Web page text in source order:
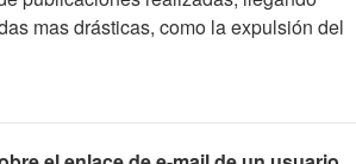
mas drásticas, como la expulsión del